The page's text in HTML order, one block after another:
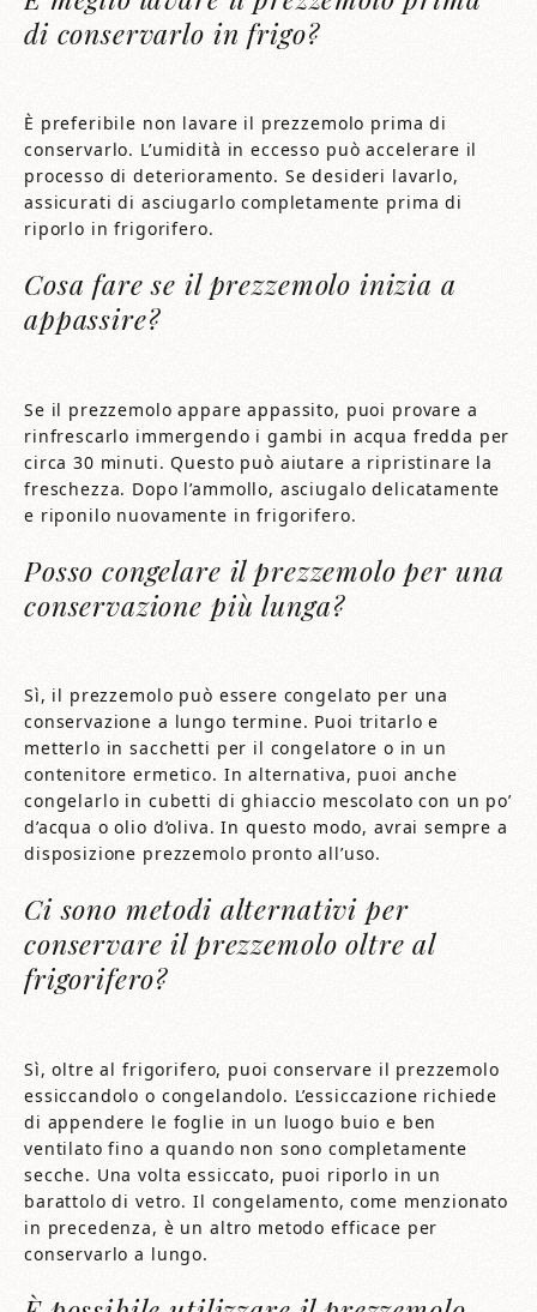
di conservarlo in frigo?
È preferibile non lavare il prezzemolo prima di
conservarlo. L’umidità in eccesso può accelerare il
processo di deterioramento. Se desideri lavarlo,
assicurati di asciugarlo completamente prima di
riporlo in frigorifero.
Cosa fare se il prezzemolo inizia a
appassire?
Se il prezzemolo appare appassito, puoi provare a
rinfrescarlo immergendo i gambi in acqua fredda per
circa 30 minuti. Questo può aiutare a ripristinare la
freschezza. Dopo l’ammollo, asciugalo delicatamente
e riponilo nuovamente in frigorifero.
Posso congelare il prezzemolo per una
conservazione più lunga?
Sì, il prezzemolo può essere congelato per una
conservazione a lungo termine. Puoi tritarlo e
metterlo in sacchetti per il congelatore o in un
contenitore ermetico. In alternativa, puoi anche
congelarlo in cubetti di ghiaccio mescolato con un po’
d’acqua o olio d’oliva. In questo modo, avrai sempre a
disposizione prezzemolo pronto all’uso.
Ci sono metodi alternativi per
conservare il prezzemolo oltre al
frigorifero?
Sì, oltre al frigorifero, puoi conservare il prezzemolo
essiccandolo o congelandolo. L’essiccazione richiede
di appendere le foglie in un luogo buio e ben
ventilato fino a quando non sono completamente
secche. Una volta essiccato, puoi riporlo in un
barattolo di vetro. Il congelamento, come menzionato
in precedenza, è un altro metodo efficace per
conservarlo a lungo.